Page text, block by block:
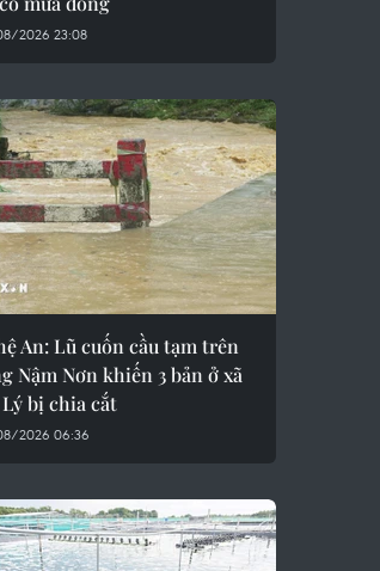
2026 23:08
An: Lũ cuốn cầu tạm trên
Nậm Nơn khiến 3 bản ở xã
bị chia cắt
2026 06:36